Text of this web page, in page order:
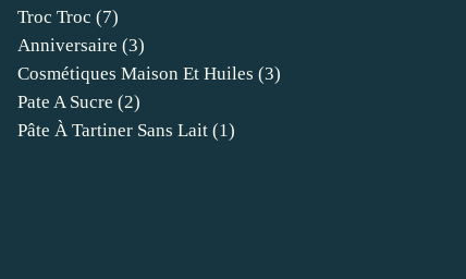
Troc Troc (7)
Anniversaire (3)
Cosmétiques Maison Et Huiles (3)
Pate A Sucre (2)
Pâte À Tartiner Sans Lait (1)